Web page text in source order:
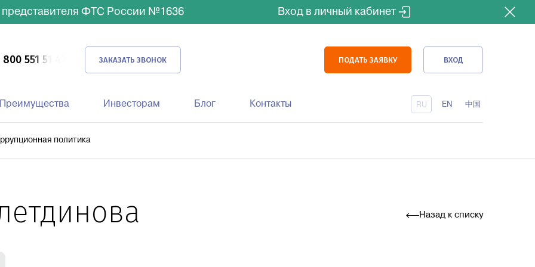
представителя ФТС России №1636 Вход в личный кабинет
Автомобильная доставка
политика
Преимущества Инвесторам Блог Контакты
551 51 47 ЗАКАЗАТЬ ЗВОНОК ПОДАТЬ ЗАЯВКУ ВХОД
RU EN 中国
Назад к списку